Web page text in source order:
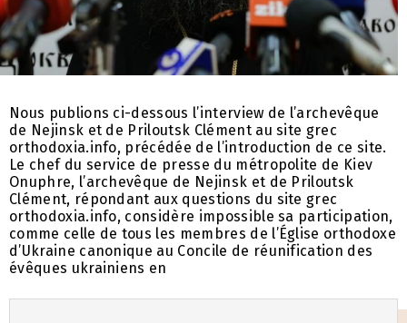
Nous publions ci-dessous l’interview de l’archevêque
de Nеjinsk et de Priloutsk Clément au site grec
orthodoxia.info, précédée de l’introduction de ce site.
Le chef du service de presse du métropolite de Kiev
Onuphre, l’archevêque de Nejinsk et de Priloutsk
Clément, répondant aux questions du site grec
orthodoxia.info, considère impossible sa participation,
comme celle de tous les membres de l’Église orthodoxe
d’Ukraine canonique au Concile de réunification des
évêques ukrainiens en